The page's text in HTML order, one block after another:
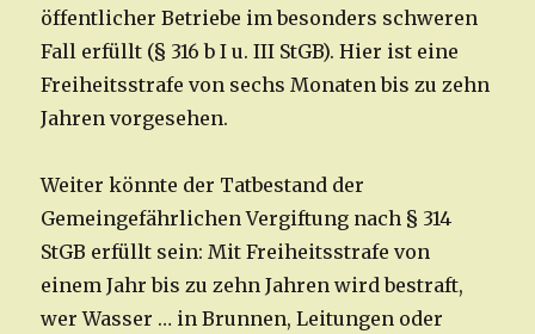
öffentlicher Betriebe im besonders schweren
Fall erfüllt (§ 316 b I u. III StGB). Hier ist eine
Freiheitsstrafe von sechs Monaten bis zu zehn
Jahren vorgesehen.
Weiter könnte der Tatbestand der
Gemeingefährlichen Vergiftung nach § 314
StGB erfüllt sein: Mit Freiheitsstrafe von
einem Jahr bis zu zehn Jahren wird bestraft,
wer Wasser … in Brunnen, Leitungen oder